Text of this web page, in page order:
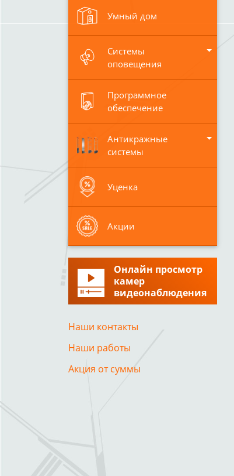
Умный дом
Системы
оповещения
Программное
обеспечение
Антикражные
системы
Уценка
Акции
Онлайн просмотр
камер
видеонаблюдения
Наши контакты
Наши работы
Акция от суммы